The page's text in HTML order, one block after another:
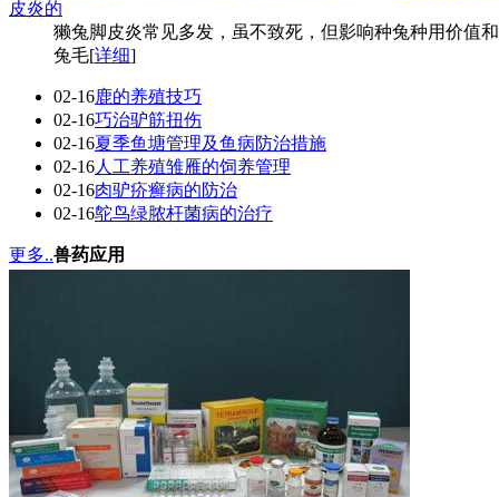
皮炎的
獭兔脚皮炎常见多发，虽不致死，但影响种兔种用价值
兔毛[详细]
02-16鹿的养殖技巧
02-16巧治驴筋扭伤
02-16夏季鱼塘管理及鱼病防治措施
02-16人工养殖雏雁的饲养管理
02-16肉驴疥癣病的防治
02-16鸵鸟绿脓杆菌病的治疗
更多..兽药应用